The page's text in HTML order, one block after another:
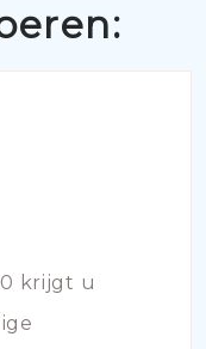
krijgt u